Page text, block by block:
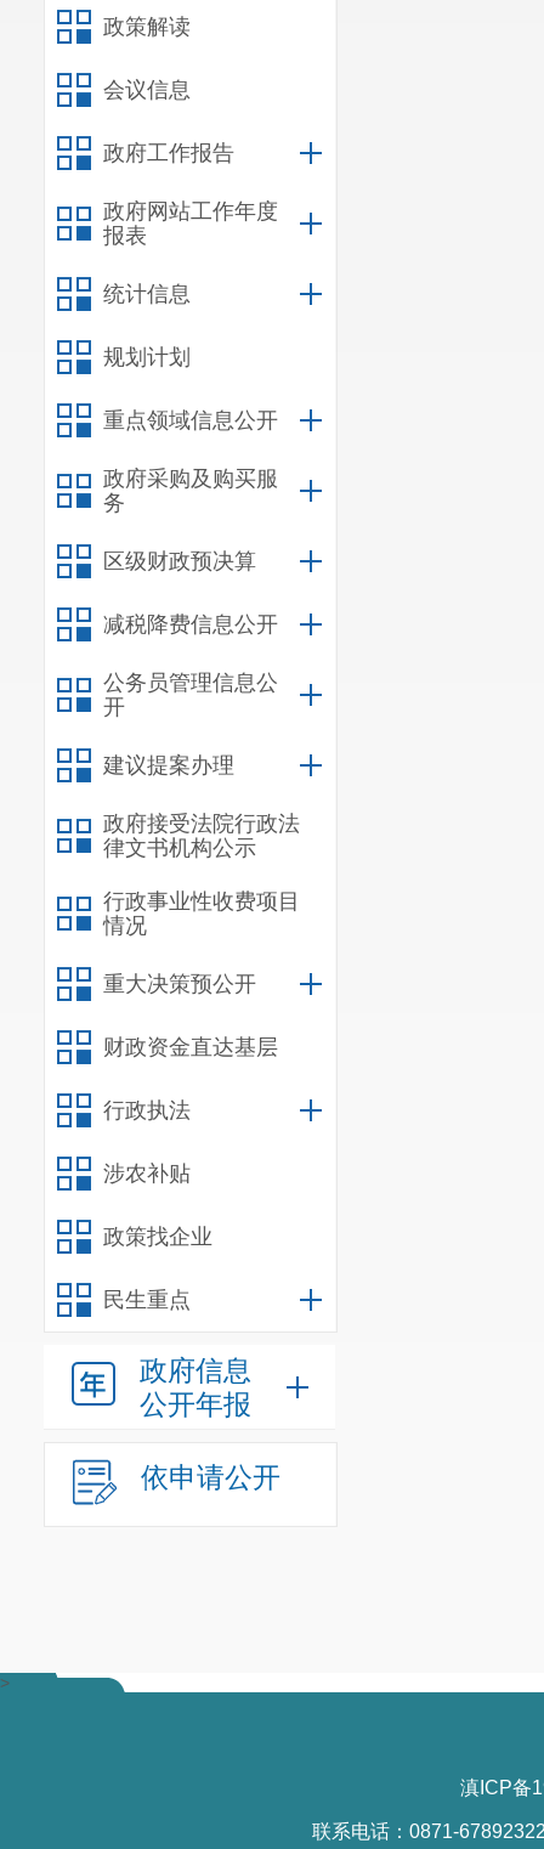
政策解读
会议信息
政府工作报告
政府网站工作年度
报表
统计信息
规划计划
重点领域信息公开
政府采购及购买服
务
区级财政预决算
减税降费信息公开
公务员管理信息公
开
建议提案办理
政府接受法院行政法
律文书机构公示
行政事业性收费项目
情况
重大决策预公开
财政资金直达基层
行政执法
涉农补贴
政策找企业
民生重点
政府信息
公开年报
依申请公开
>
滇ICP备
联系电话：0871-